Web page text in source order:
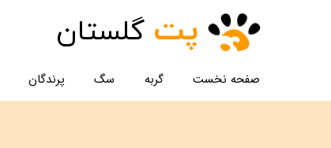
صفحه نخست گربه سگ پرندگان
پت گلستان